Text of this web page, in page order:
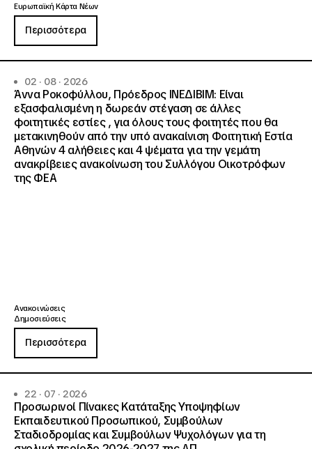
Ευρωπαϊκή Κάρτα Νέων
Περισσότερα
02 · 08 · 2026
Άννα Ροκοφύλλου, Πρόεδρος ΙΝΕΔΙΒΙΜ: Είναι
εξασφαλισμένη η δωρεάν στέγαση σε άλλες
φοιτητικές εστίες , για όλους τους φοιτητές που θα
μετακινηθούν από την υπό ανακαίνιση Φοιτητική Εστία
Αθηνών 4 αλήθειες και 4 ψέματα για την γεμάτη
ανακρίβειες ανακοίνωση του Συλλόγου Οικοτρόφων
της ΦΕΑ
Ανακοινώσεις
Δημοσιεύσεις
Περισσότερα
22 · 07 · 2026
Προσωρινοί Πίνακες Κατάταξης Υποψηφίων
Εκπαιδευτικού Προσωπικού, Συμβούλων
Σταδιοδρομίας και Συμβούλων Ψυχολόγων για τη